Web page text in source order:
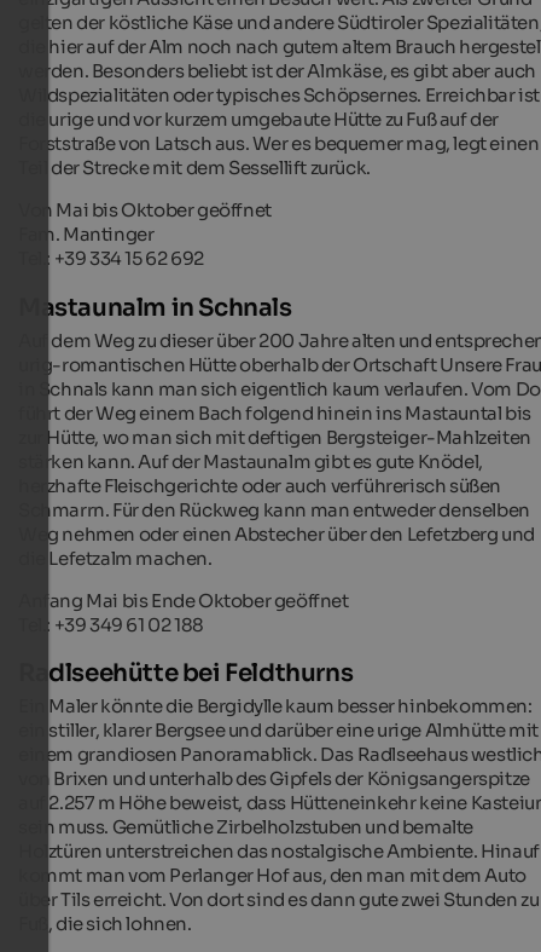
gelten der köstliche Käse und andere Südtiroler
die hier auf der Alm noch nach gutem altem Brauch
werden. Besonders beliebt ist der Almkäse, es gibt aber auch
Wildspezialitäten oder typisches Schöpsernes. Erreichbar ist
die urige und vor kurzem umgebaute Hütte zu Fuß auf der
Forststraße von Latsch aus. Wer es bequemer mag, legt einen
Teil der Strecke mit dem Sessellift zurück.
Von Mai bis Oktober geöffnet
Fam. Mantinger
Tel.: +39 334 15 62 692
Mastaunalm in Schnals
Auf dem Weg zu dieser über 200 Jahre alten und
urig-romantischen Hütte oberhalb der Ortschaft Unsere Frau
in Schnals kann man sich eigentlich kaum verlaufen. Vom
führt der Weg einem Bach folgend hinein ins Mastauntal bis
zur Hütte, wo man sich mit deftigen Bergsteiger-Mahlzeiten
stärken kann. Auf der Mastaunalm gibt es gute Knödel,
herzhafte Fleischgerichte oder auch verführerisch süßen
Schmarrn. Für den Rückweg kann man entweder denselben
Weg nehmen oder einen Abstecher über den Lefetzberg und
die Lefetzalm machen.
Anfang Mai bis Ende Oktober geöffnet
Tel.: +39 349 61 02 188
Radlseehütte bei Feldthurns
Ein Maler könnte die Bergidylle kaum besser hinbekommen:
ein stiller, klarer Bergsee und darüber eine urige Almhütte mit
einem grandiosen Panoramablick. Das Radlseehaus
von Brixen und unterhalb des Gipfels der Königsangerspitze
auf 2.257 m Höhe beweist, dass Hütteneinkehr keine
sein muss. Gemütliche Zirbelholzstuben und bemalte
Holztüren unterstreichen das nostalgische Ambiente. Hinauf
kommt man vom Perlanger Hof aus, den man mit dem Auto
über Tils erreicht. Von dort sind es dann gute zwei Stunden zu
Fuß, die sich lohnen.